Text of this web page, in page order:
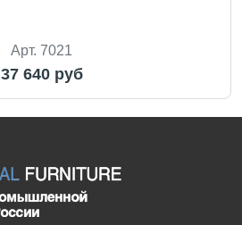
Арт. 7021
37 640 руб